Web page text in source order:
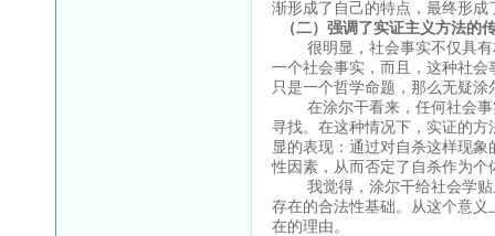
渐形成了自己的特点，最终形
（二）强调了实证主义方法的
很明显，社会事实不仅具有
一个社会事实，而且，这种社
只是一个哲学命题，那么无疑
在涂尔干看来，任何社会事
寻找。在这种情况下，实证的
显的表现：通过对自杀这样现
性因素，从而否定了自杀作为个
我觉得，涂尔干给社会学贴
存在的合法性基础。从这个意
在的理由。